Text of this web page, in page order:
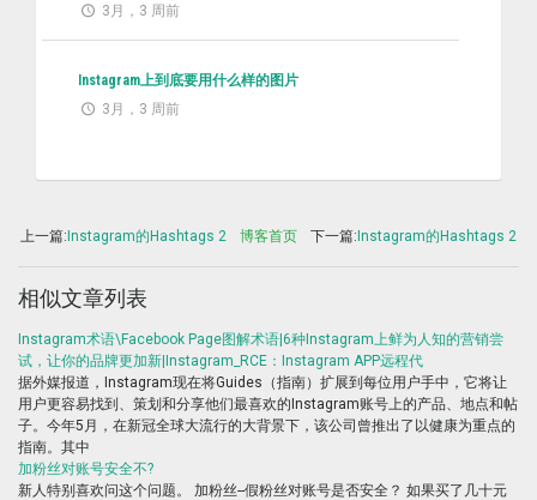
3月，3 周前
Instagram上到底要用什么样的图片
3月，3 周前
上一篇: Instagram的Hashtags 2 博客首页 下一篇: Instagram的Hashtags 2
相似文章列表
Instagram术语\Facebook Page图解术语|6种Instagram上鲜为人知的营销尝
试，让你的品牌更加新|Instagram_RCE：Instagram APP远程代
据外媒报道，Instagram现在将Guides（指南）扩展到每位用户手中，它将让
用户更容易找到、策划和分享他们最喜欢的Instagram账号上的产品、地点和帖
子。今年5月，在新冠全球大流行的大背景下，该公司曾推出了以健康为重点的
指南。其中
加粉丝对账号安全不?
新人特别喜欢问这个问题。 加粉丝--假粉丝对账号是否安全？ 如果买了几十元